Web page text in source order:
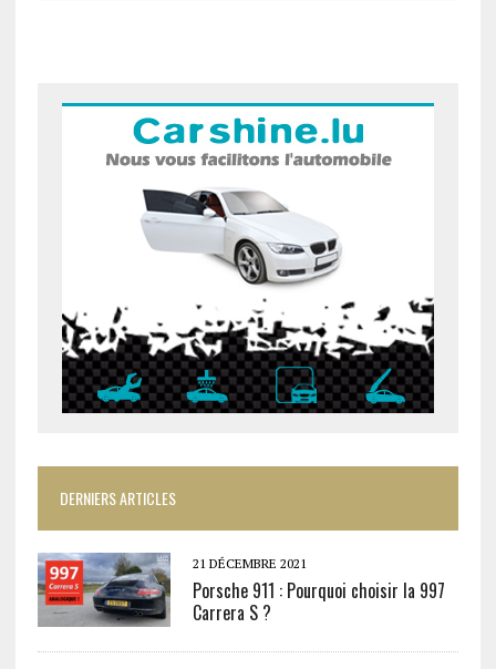
DERNIERS ARTICLES
21 DÉCEMBRE 2021
Porsche 911 : Pourquoi choisir la 997
Carrera S ?